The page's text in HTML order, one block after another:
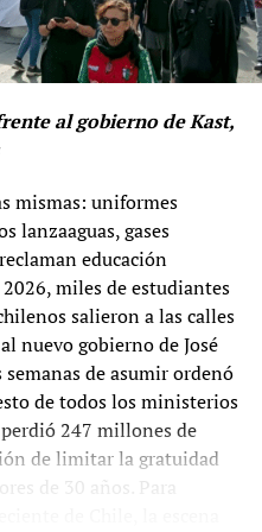
«muy graves»,
de una resolución
Patricia Benavides como
Espinoza se
de Abogados de
al gobierno de Kast,
mismas: uniformes
lanzaaguas, gases
educación
miles de estudiantes
salieron a las calles
nuevo gobierno de José
de asumir ordenó
de todos los ministerios
247 millones de
de limitar la gratuidad
de 30 años. Para